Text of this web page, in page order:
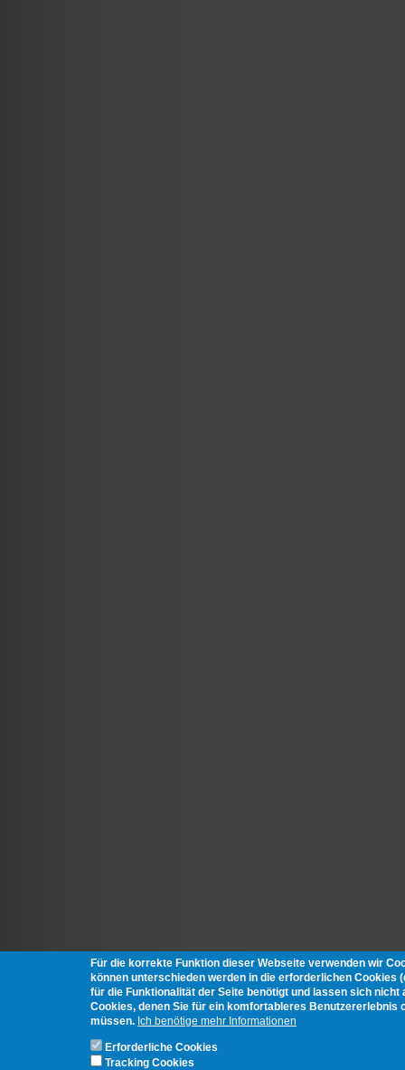
Für die korrekte Funktion dieser Webseite verwenden wir
können unterschieden werden in die erforderlichen Cookies
für die Funktionalität der Seite benötigt und lassen sich nicht
Cookies, denen Sie für ein komfortableres Benutzererlebnis
müssen. Ich benötige mehr Informationen
Erforderliche Cookies
Tracking Cookies